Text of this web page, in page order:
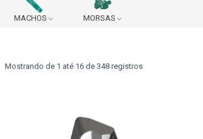
MACHOS MORSAS
ROSQUEADOR (DIN 228 B)
Mostrando de 1 até 16 de 348 registros